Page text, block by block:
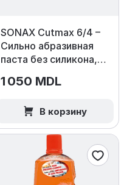
SONAX Cutmax 6/4 –
Сильно абразивная
паста без силикона,
1 050 MDL
В корзину